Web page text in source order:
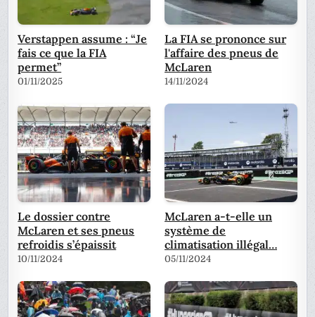
Verstappen assume : “Je
fais ce que la FIA
permet”
01/11/2025
La FIA se prononce sur
l'affaire des pneus de
McLaren
14/11/2024
Le dossier contre
McLaren et ses pneus
refroidis s’épaissit
10/11/2024
McLaren a-t-elle un
système de
climatisation illégal…
05/11/2024